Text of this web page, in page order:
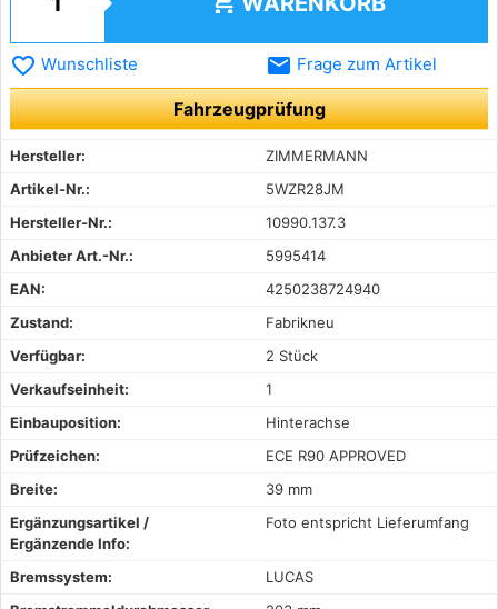
favorite_border Wunschliste email Frage zum Artikel
Fahrzeugprüfung
Hersteller:
ZIMMERMANN
Artikel-Nr.:
5WZR28JM
Hersteller-Nr.:
10990.137.3
Anbieter Art.-Nr.:
5995414
EAN:
4250238724940
Zustand:
Fabrikneu
Verfügbar:
2 Stück
Verkaufseinheit:
1
Einbauposition:
Hinterachse
Prüfzeichen:
ECE R90 APPROVED
Breite:
39 mm
Ergänzungsartikel /
Ergänzende Info:
Foto entspricht Lieferumfang
Bremssystem:
LUCAS